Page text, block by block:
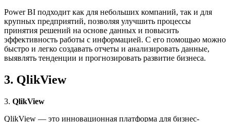
Power BI подходит как для небольших компаний, так и для
крупных предприятий, позволяя улучшить процессы
принятия решений на основе данных и повысить
эффективность работы с информацией. С его помощью можно
быстро и легко создавать отчеты и анализировать данные,
выявлять тенденции и прогнозировать развитие бизнеса.
3. QlikView
3. QlikView
QlikView — это инновационная платформа для бизнес-